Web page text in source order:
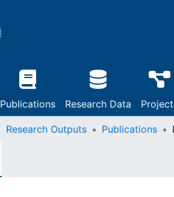
Publications Research Data
Research Outputs Publications